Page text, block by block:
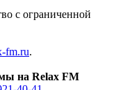
с ограниченной
fm.ru.
на Relax FM